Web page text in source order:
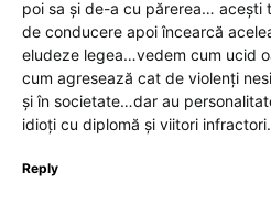
poi sa și de-a cu părerea… acești
de conducere apoi încearcă
eludeze legea…vedem cum ucid
cum agresează cat de violenți
și în societate…dar au
idioți cu diplomă și viitori infractori.
Reply